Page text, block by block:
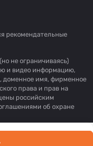
рекомендательные
не ограничиваясь)
и видео информацию,
доменное имя, фирменное
права и прав на
российским
об охране